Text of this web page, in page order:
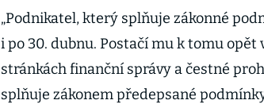
„Podnikatel, který splňuje zákonné
i po 30. dubnu. Postačí mu k tomu
stránkách finanční správy a čestné
splňuje zákonem předepsané